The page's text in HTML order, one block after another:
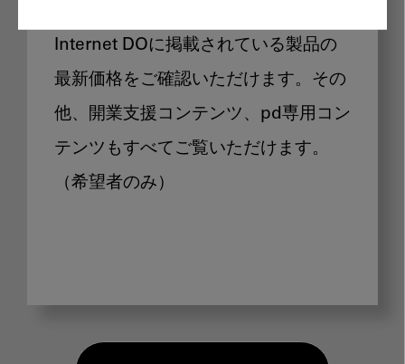
Internet DOに掲載されている製品の
最新価格をご確認いただけます。その
他、開業支援コンテンツ、pd専用コン
テンツもすべてご覧いただけます。
（希望者のみ）